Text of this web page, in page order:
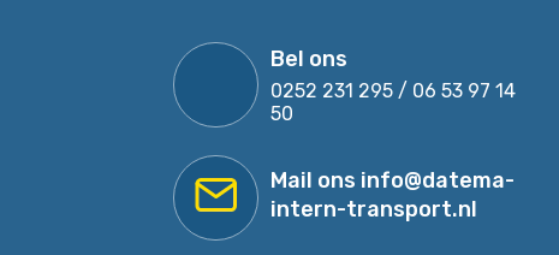
Bel ons
0252 231 295 / 06 53 97 14
50
Mail ons info@datema-
intern-transport.nl